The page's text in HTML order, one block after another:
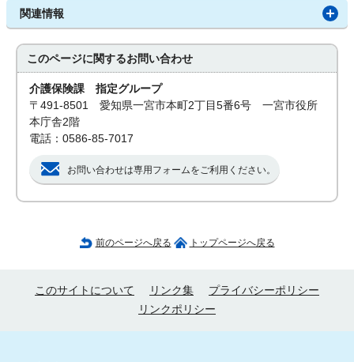
関連情報
このページに関するお問い合わせ
介護保険課 指定グループ
〒491-8501 愛知県一宮市本町2丁目5番6号 一宮市役所
本庁舎2階
電話：0586-85-7017
お問い合わせは専用フォームをご利用ください。
前のページへ戻る トップページへ戻る
このサイトについて リンク集
プライバシーポリシー
リンクポリシー